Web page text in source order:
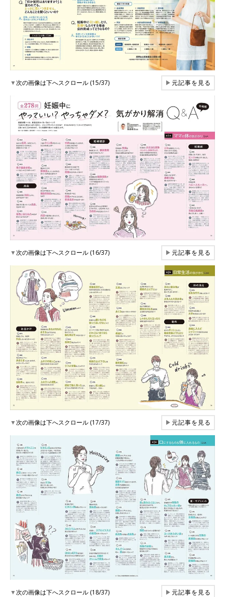
▼次の画像は下へスクロール (15/37) ▶元記事を見る
▼次の画像は下へスクロール (16/37) ▶元記事を見る
▼次の画像は下へスクロール (17/37) ▶元記事を見る
▼次の画像は下へスクロール (18/37) ▶元記事を見る